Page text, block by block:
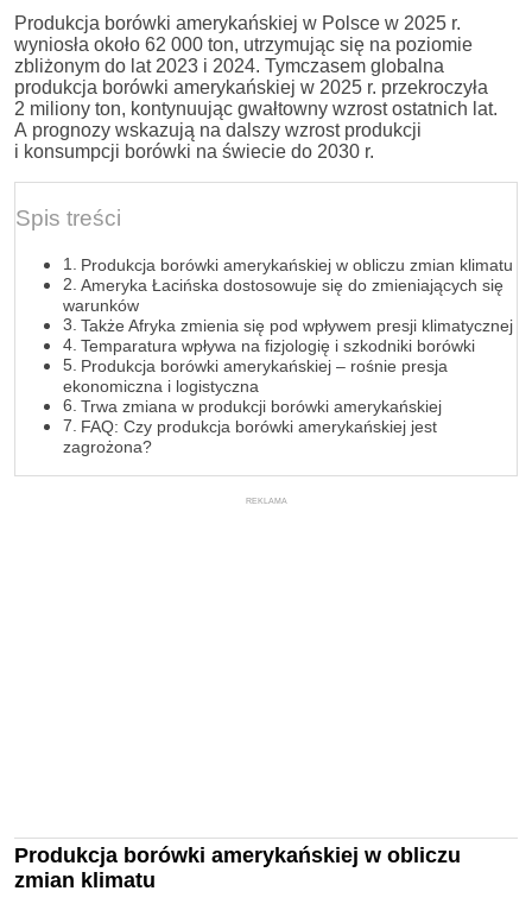
Produkcja borówki amerykańskiej w Polsce w 2025 r.
wyniosła około 62 000 ton, utrzymując się na poziomie
zbliżonym do lat 2023 i 2024. Tymczasem globalna
produkcja borówki amerykańskiej w 2025 r. przekroczyła
2 miliony ton, kontynuując gwałtowny wzrost ostatnich lat.
A prognozy wskazują na dalszy wzrost produkcji
i konsumpcji borówki na świecie do 2030 r.
Spis treści
Produkcja borówki amerykańskiej w obliczu zmian klimatu
Ameryka Łacińska dostosowuje się do zmieniających się
warunków
Także Afryka zmienia się pod wpływem presji klimatycznej
Temparatura wpływa na fizjologię i szkodniki borówki
Produkcja borówki amerykańskiej – rośnie presja
ekonomiczna i logistyczna
Trwa zmiana w produkcji borówki amerykańskiej
FAQ: Czy produkcja borówki amerykańskiej jest
zagrożona?
REKLAMA
Produkcja borówki amerykańskiej w obliczu
zmian klimatu